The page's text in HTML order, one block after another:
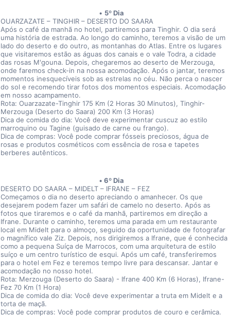
5º Dia
OUARZAZATE – TINGHIR – DESERTO DO SAARA
Após o café da manhã no hotel, partiremos para Tinghir. O dia será
uma história de estrada. Ao longo do caminho, teremos a visão de um
lado do deserto e do outro, as montanhas do Atlas. Entre os lugares
que visitaremos estão as águas dos canais e o vale Todra, a cidade
das rosas M'gouna. Depois, chegaremos ao deserto de Merzouga,
onde faremos check-in na nossa acomodação. Após o jantar, teremos
momentos inesquecíveis sob as estrelas no céu. Não perca o nascer
do sol e recomendo tirar fotos dos momentos especiais. Acomodação
em nosso acampamento.
Rota: Ouarzazate-Tinghir 175 Km (2 Horas 30 Minutos), Tinghir-
Merzouga (Deserto do Saara) 200 Km (3 Horas)
Dica de comida do dia: Você deve experimentar cuscuz ao estilo
marroquino ou Tagine (guisado de carne ou frango).
Dica de compras: Você pode comprar fósseis preciosos, água de
rosas e produtos cosméticos com essência de rosa e tapetes
berberes autênticos.
6º Dia
DESERTO DO SAARA – MIDELT – IFRANE – FEZ
Começamos o dia no deserto apreciando o amanhecer. Os que
desejarem podem fazer um safári de camelo no deserto. Após as
fotos que tiraremos e o café da manhã, partiremos em direção a
Ifrane. Durante o caminho, teremos uma parada em um restaurante
local em Midelt para o almoço, seguido da oportunidade de fotografar
o magnífico vale Ziz. Depois, nos dirigiremos a Ifrane, que é conhecida
como a pequena Suíça de Marrocos, com uma arquitetura de estilo
suíço e um centro turístico de esqui. Após um café, transferiremos
para o hotel em Fez e teremos tempo livre para descansar. Jantar e
acomodação no nosso hotel.
Rota: Merzouga (Deserto do Saara) - Ifrane 400 Km (6 Horas), Ifrane-
Fez 70 Km (1 Hora)
Dica de comida do dia: Você deve experimentar a truta em Midelt e a
torta de maçã.
Dica de compras: Você pode comprar produtos de couro e cerâmica.